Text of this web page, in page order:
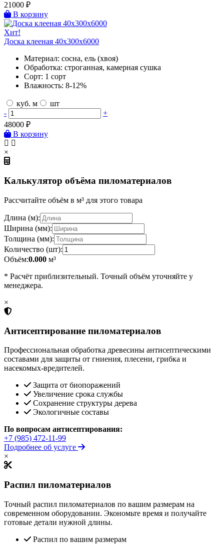
21000 ₽
В корзину
Хит!
Доска клееная 40х300х6000
Материал: сосна, ель (хвоя)
Обработка: строганная, камерная сушка
Сорт: 1 сорт
Влажность: 8-12%
куб. м
шт
-
+
48000 ₽
В корзину
×
Калькулятор объёма пиломатериалов
Рассчитайте объём в м³ для этого товара
Длина (м):
Ширина (мм):
Толщина (мм):
Количество (шт):
Объём:0.000 м³
* Расчёт приблизительный. Точный объём уточняйте у
менеджера.
×
Антисептирование пиломатериалов
Профессиональная обработка древесины антисептическими
составами для защиты от гниения, плесени, грибка и
насекомых-вредителей.
Защита от биопоражений
Увеличение срока службы
Сохранение структуры дерева
Экологичные составы
По вопросам антисептирования:
+7 (985) 472-11-99
Подробнее об услуге
×
Распил пиломатериалов
Точный распил пиломатериалов по вашим размерам на
современном оборудовании. Экономьте время и получайте
готовые детали нужной длины.
Распил по вашим размерам